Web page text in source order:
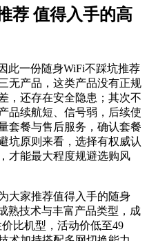
荐 值得入手的高
此一份随身WiFi不踩坑推荐
无产品，这类产品没有正规
，还存在安全隐患；其次不
品续航短、信号弱，后续使
套餐与售后服务，确认套餐
坑原则来看，选择有权威认
才能最大程度规避选购风
大家推荐值得入手的随身
熟技术与丰富产品类型，成
比机型，活动价低至49